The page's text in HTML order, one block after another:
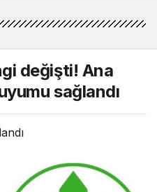
değişti! Ana
sağlandı